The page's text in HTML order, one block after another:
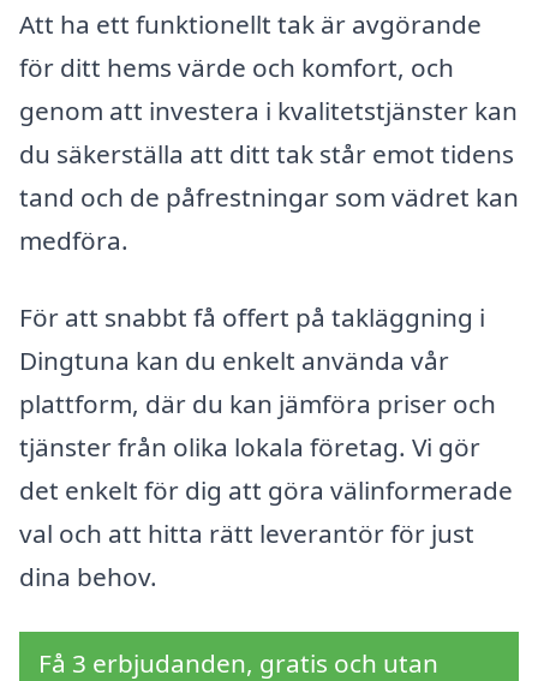
Att ha ett funktionellt tak är avgörande
för ditt hems värde och komfort, och
genom att investera i kvalitetstjänster kan
du säkerställa att ditt tak står emot tidens
tand och de påfrestningar som vädret kan
medföra.
För att snabbt få offert på takläggning i
Dingtuna kan du enkelt använda vår
plattform, där du kan jämföra priser och
tjänster från olika lokala företag. Vi gör
det enkelt för dig att göra välinformerade
val och att hitta rätt leverantör för just
dina behov.
Få 3 erbjudanden, gratis och utan